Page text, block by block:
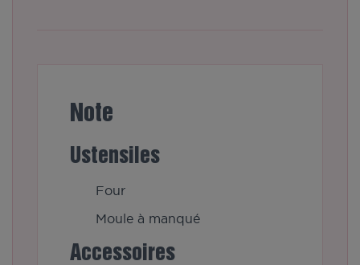
Note
Ustensiles
Four
Moule à manqué
Accessoires